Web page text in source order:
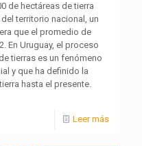
de hectáreas de tierra
territorio nacional, un
que el promedio de
En Uruguay, el proceso
tierras es un fenómeno
y que ha definido la
hasta el presente.
Leer más